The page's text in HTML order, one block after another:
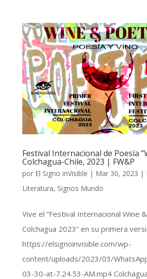
Festival Internacional de Poesía
Colchagua-Chile, 2023 | FW&P
por El Signo inVisible | Mar 30, 2023 |
Literatura, Signos Mundo
Vive el “Festival Internacional Wine
Colchagua 2023” en su primera
https://elsignoinvisible.com/wp-
content/uploads/2023/03/
03-30-at-7.24.53-AM.mp4